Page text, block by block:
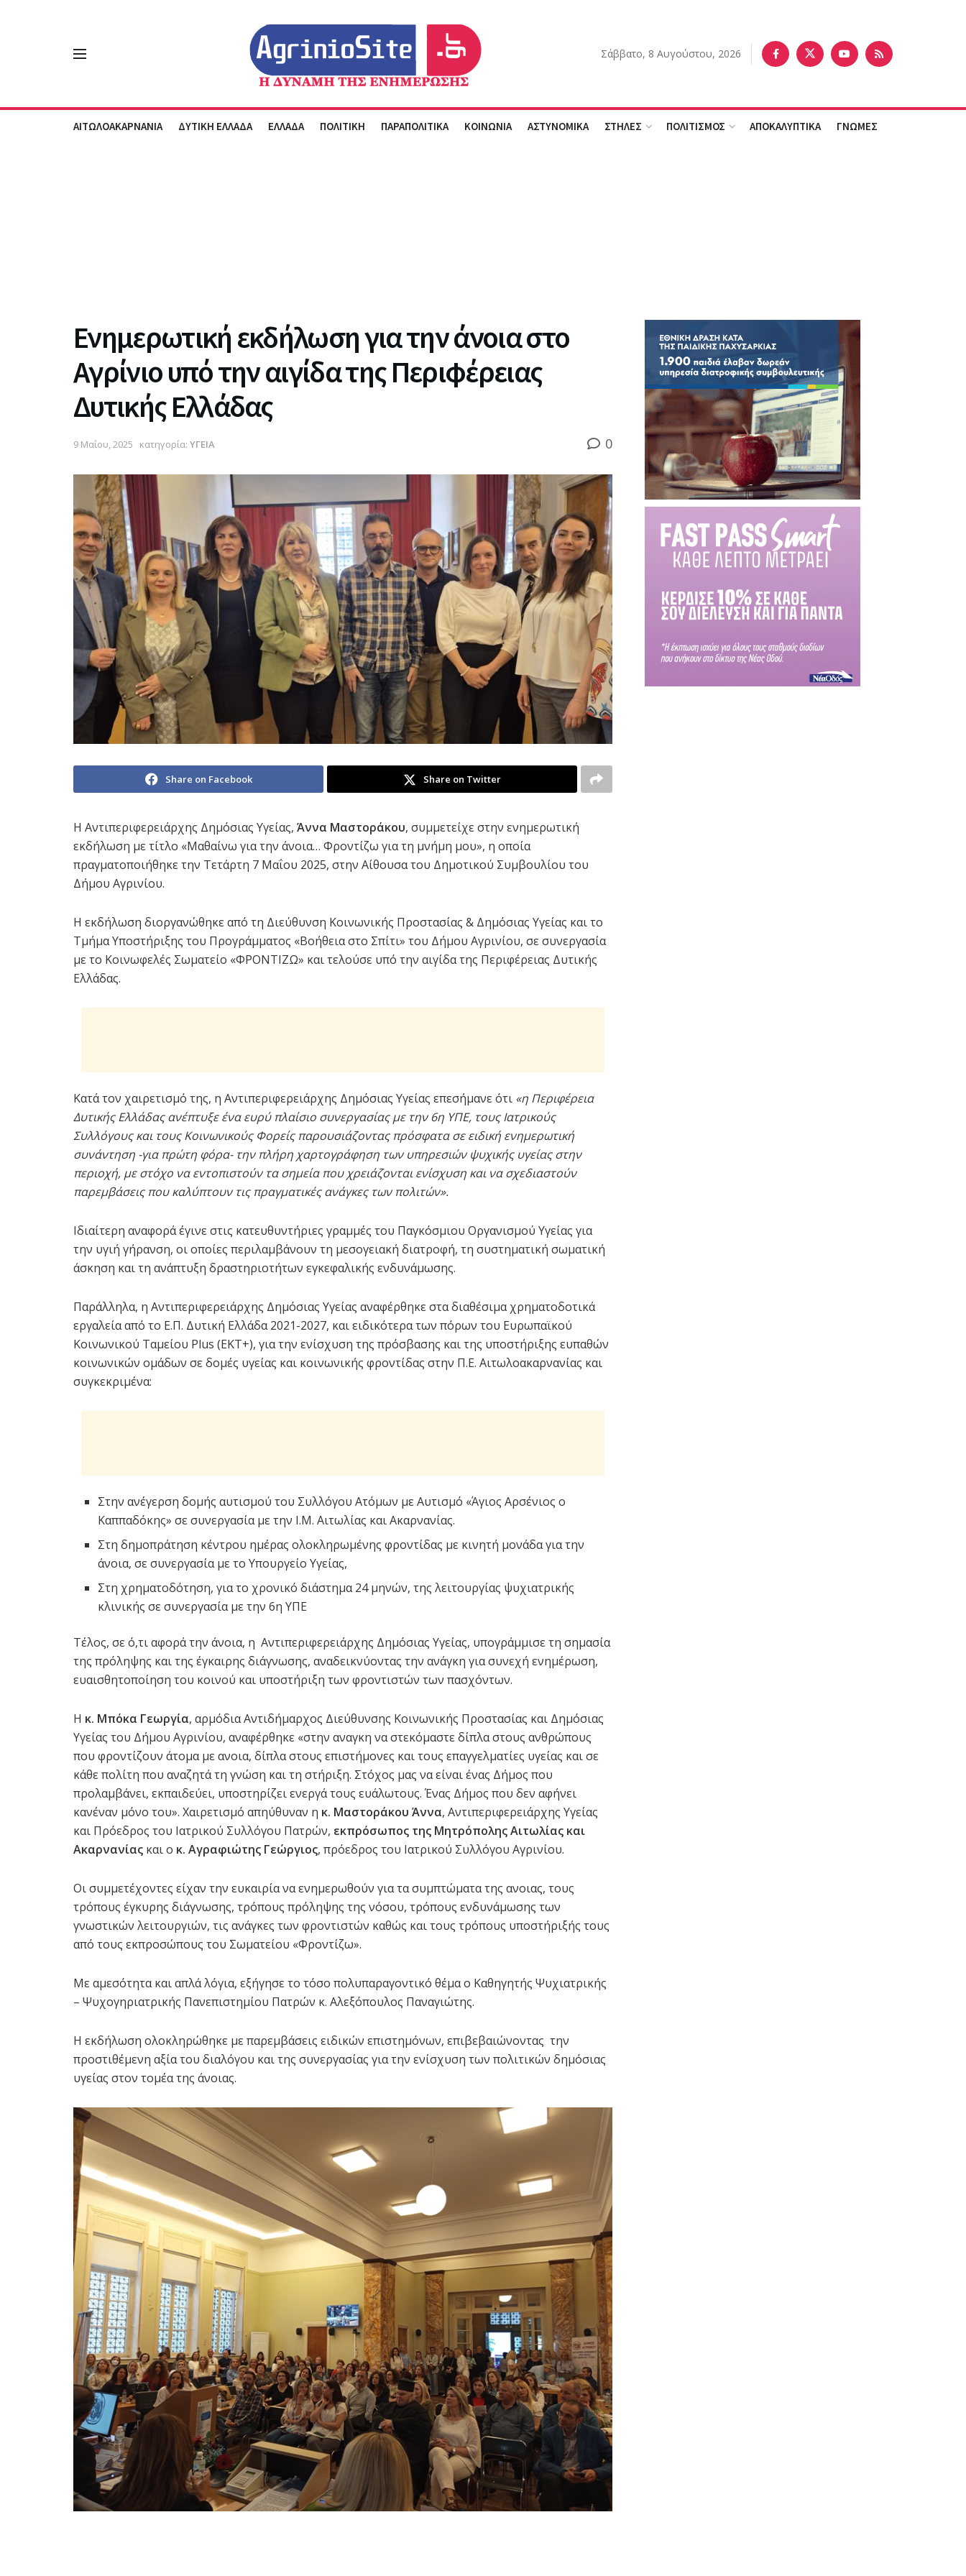
Σάββατο, 8 Αυγούστου, 2026
ΑΙΤΩΛΟΑΚΑΡΝΑΝΙΑ ΔΥΤΙΚΗ ΕΛΛΑΔΑ ΕΛΛΑΔΑ ΠΟΛΙΤΙΚΗ ΠΑΡΑΠΟΛΙΤΙΚΑ ΚΟΙΝΩΝΙΑ ΑΣΤΥΝΟΜΙΚΑ ΣΤΗΛΕΣ ΠΟΛΙΤΙΣΜΟΣ ΑΠΟΚΑΛΥΠΤΙΚΑ ΓΝΩΜΕΣ
Ενημερωτική εκδήλωση για την άνοια στο
Αγρίνιο υπό την αιγίδα της Περιφέρειας
Δυτικής Ελλάδας
9 Μαΐου, 2025 κατηγορία: ΥΓΕΙΑ 0
Share on Facebook Share on Twitter
Η Αντιπεριφερειάρχης Δημόσιας Υγείας, Άννα Μαστοράκου, συμμετείχε στην ενημερωτική
εκδήλωση με τίτλο «Μαθαίνω για την άνοια… Φροντίζω για τη μνήμη μου», η οποία
πραγματοποιήθηκε την Τετάρτη 7 Μαΐου 2025, στην Αίθουσα του Δημοτικού Συμβουλίου του
Δήμου Αγρινίου.
Η εκδήλωση διοργανώθηκε από τη Διεύθυνση Κοινωνικής Προστασίας & Δημόσιας Υγείας και το
Τμήμα Υποστήριξης του Προγράμματος «Βοήθεια στο Σπίτι» του Δήμου Αγρινίου, σε συνεργασία
με το Κοινωφελές Σωματείο «ΦΡΟΝΤΙΖΩ» και τελούσε υπό την αιγίδα της Περιφέρειας Δυτικής
Ελλάδας.
Κατά τον χαιρετισμό της, η Αντιπεριφερειάρχης Δημόσιας Υγείας επεσήμανε ότι «η Περιφέρεια
Δυτικής Ελλάδας ανέπτυξε ένα ευρύ πλαίσιο συνεργασίας με την 6η ΥΠΕ, τους Ιατρικούς
Συλλόγους και τους Κοινωνικούς Φορείς παρουσιάζοντας πρόσφατα σε ειδική ενημερωτική
συνάντηση -για πρώτη φόρα- την πλήρη χαρτογράφηση των υπηρεσιών ψυχικής υγείας στην
περιοχή, με στόχο να εντοπιστούν τα σημεία που χρειάζονται ενίσχυση και να σχεδιαστούν
παρεμβάσεις που καλύπτουν τις πραγματικές ανάγκες των πολιτών».
Ιδιαίτερη αναφορά έγινε στις κατευθυντήριες γραμμές του Παγκόσμιου Οργανισμού Υγείας για
την υγιή γήρανση, οι οποίες περιλαμβάνουν τη μεσογειακή διατροφή, τη συστηματική σωματική
άσκηση και τη ανάπτυξη δραστηριοτήτων εγκεφαλικής ενδυνάμωσης.
Παράλληλα, η Αντιπεριφερειάρχης Δημόσιας Υγείας αναφέρθηκε στα διαθέσιμα χρηματοδοτικά
εργαλεία από το Ε.Π. Δυτική Ελλάδα 2021-2027, και ειδικότερα των πόρων του Ευρωπαϊκού
Κοινωνικού Ταμείου Plus (ΕΚΤ+), για την ενίσχυση της πρόσβασης και της υποστήριξης ευπαθών
κοινωνικών ομάδων σε δομές υγείας και κοινωνικής φροντίδας στην Π.Ε. Αιτωλοακαρνανίας και
συγκεκριμένα:
Στην ανέγερση δομής αυτισμού του Συλλόγου Ατόμων με Αυτισμό «Άγιος Αρσένιος ο
Καππαδόκης» σε συνεργασία με την Ι.Μ. Αιτωλίας και Ακαρνανίας.
Στη δημοπράτηση κέντρου ημέρας ολοκληρωμένης φροντίδας με κινητή μονάδα για την
άνοια, σε συνεργασία με το Υπουργείο Υγείας,
Στη χρηματοδότηση, για το χρονικό διάστημα 24 μηνών, της λειτουργίας ψυχιατρικής
κλινικής σε συνεργασία με την 6η ΥΠΕ
Τέλος, σε ό,τι αφορά την άνοια, η Αντιπεριφερειάρχης Δημόσιας Υγείας, υπογράμμισε τη σημασία
της πρόληψης και της έγκαιρης διάγνωσης, αναδεικνύοντας την ανάγκη για συνεχή ενημέρωση,
ευαισθητοποίηση του κοινού και υποστήριξη των φροντιστών των πασχόντων.
Η κ. Μπόκα Γεωργία, αρμόδια Αντιδήμαρχος Διεύθυνσης Κοινωνικής Προστασίας και Δημόσιας
Υγείας του Δήμου Αγρινίου, αναφέρθηκε «στην αναγκη να στεκόμαστε δίπλα στους ανθρώπους
που φροντίζουν άτομα με ανοια, δίπλα στους επιστήμονες και τους επαγγελματίες υγείας και σε
κάθε πολίτη που αναζητά τη γνώση και τη στήριξη. Στόχος μας να είναι ένας Δήμος που
προλαμβάνει, εκπαιδεύει, υποστηρίζει ενεργά τους ευάλωτους. Ένας Δήμος που δεν αφήνει
κανέναν μόνο του». Χαιρετισμό απηύθυναν η κ. Μαστοράκου Άννα, Αντιπεριφερειάρχης Υγείας
και Πρόεδρος του Ιατρικού Συλλόγου Πατρών, εκπρόσωπος της Μητρόπολης Αιτωλίας και
Ακαρνανίας και ο κ. Αγραφιώτης Γεώργιος, πρόεδρος του Ιατρικού Συλλόγου Αγρινίου.
Οι συμμετέχοντες είχαν την ευκαιρία να ενημερωθούν για τα συμπτώματα της ανοιας, τους
τρόπους έγκυρης διάγνωσης, τρόπους πρόληψης της νόσου, τρόπους ενδυνάμωσης των
γνωστικών λειτουργιών, τις ανάγκες των φροντιστών καθώς και τους τρόπους υποστήριξής τους
από τους εκπροσώπους του Σωματείου «Φροντίζω».
Με αμεσότητα και απλά λόγια, εξήγησε το τόσο πολυπαραγοντικό θέμα ο Καθηγητής Ψυχιατρικής
– Ψυχογηριατρικής Πανεπιστημίου Πατρών κ. Αλεξόπουλος Παναγιώτης.
Η εκδήλωση ολοκληρώθηκε με παρεμβάσεις ειδικών επιστημόνων, επιβεβαιώνοντας την
προστιθέμενη αξία του διαλόγου και της συνεργασίας για την ενίσχυση των πολιτικών δημόσιας
υγείας στον τομέα της άνοιας.